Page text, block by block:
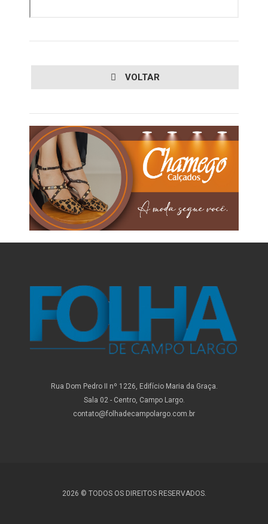
VOLTAR
Rua Dom Pedro II nº 1226, Edifício Maria da Graça.
Sala 02 - Centro, Campo Largo.
contato@folhadecampolargo.com.br
2026 © TODOS OS DIREITOS RESERVADOS.